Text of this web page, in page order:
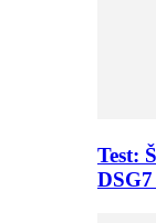
Test: